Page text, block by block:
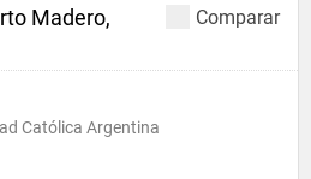
Comparar
Madero,
Católica Argentina